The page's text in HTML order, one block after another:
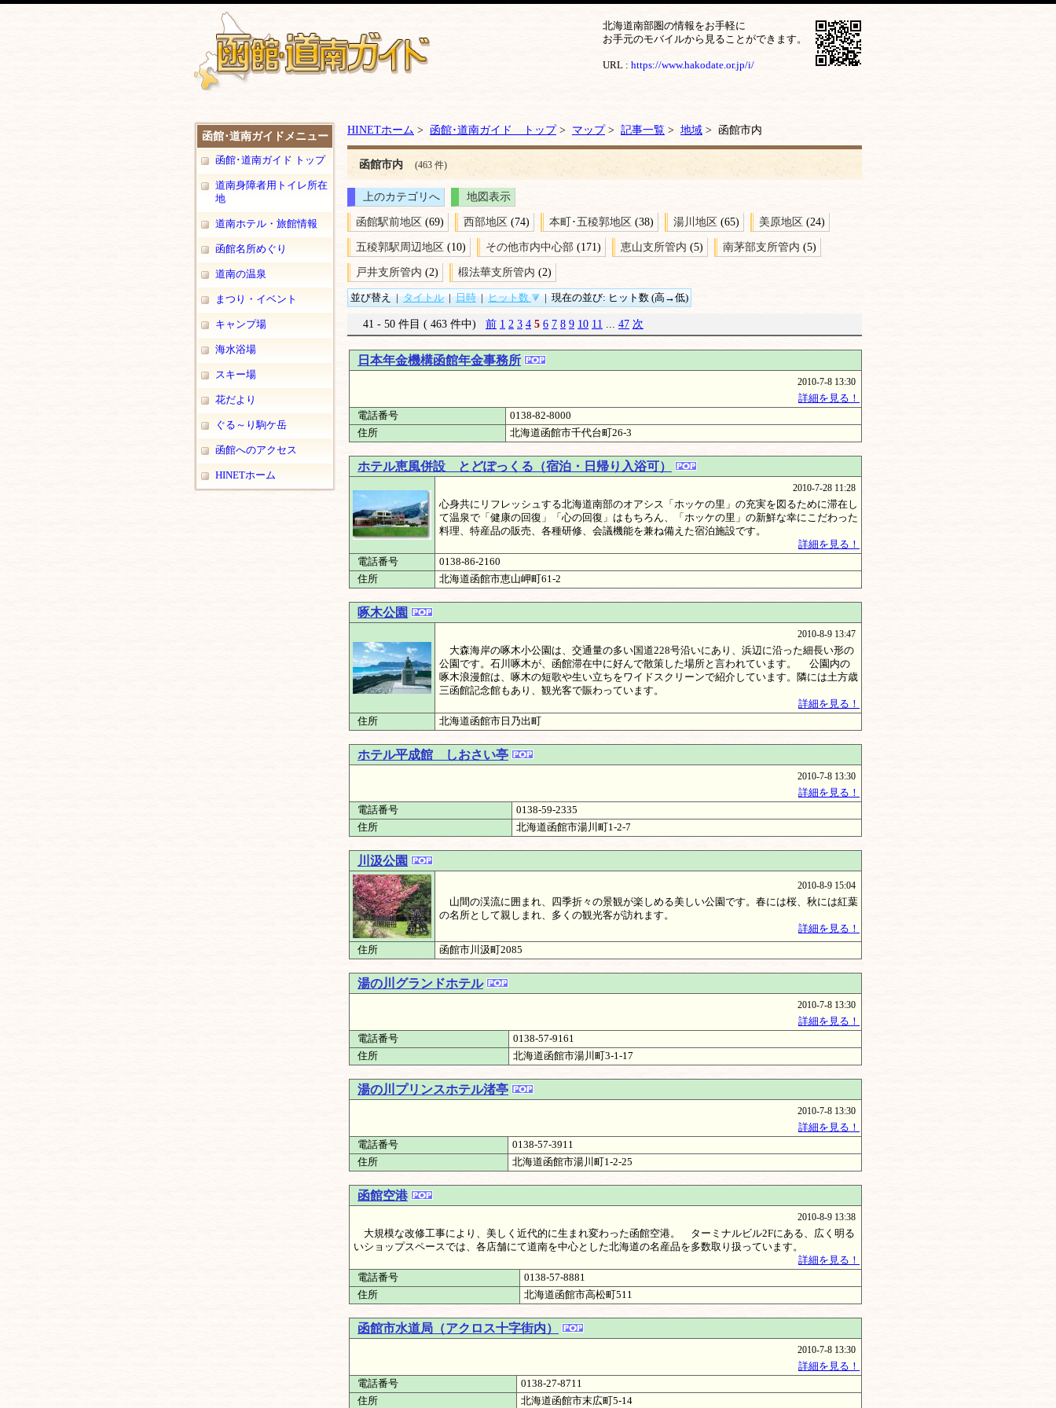
北海道南部圏の情報をお手軽に
お手元のモバイルから見ることができます。
URL : https://www.hakodate.or.jp/i/
函館･道南ガイドメニュー
函館･道南ガイド トップ
道南身障者用トイレ所在
地
道南ホテル・旅館情報
函館名所めぐり
道南の温泉
まつり・イベント
キャンプ場
海水浴場
スキー場
花だより
ぐる～り駒ケ岳
函館へのアクセス
HINETホーム
HINETホーム > 函館･道南ガイド トップ> マップ> 記事一覧 > 地域 > 函館市内
函館市内 (463 件)
上のカテゴリへ
地図表示
函館駅前地区 (69) 西部地区 (74) 本町･五稜郭地区 (38) 湯川地区 (65) 美原地区 (24)
五稜郭駅周辺地区 (10) その他市内中心部 (171) 恵山支所管内 (5) 南茅部支所管内 (5)
戸井支所管内 (2) 椴法華支所管内 (2)
並び替え | タイトル | 日時 | ヒット数 | 現在の並び: ヒット数 (高→低)
41 - 50 件目 ( 463 件中) 前 1 2 3 4 5 6 7 8 9 10 11 47 次
日本年金機構函館年金事務所
2010-7-8 13:30
詳細を見る！
電話番号
0138-82-8000
住所
北海道函館市千代台町26-3
ホテル恵風併設 とどぽっくる（宿泊・日帰り入浴可）
2010-7-28 11:28
心身共にリフレッシュする北海道南部のオアシス「ホッケの里」の充実を図るために滞在し
て温泉で「健康の回復」「心の回復」はもちろん、「ホッケの里」の新鮮な幸にこだわった
料理、特産品の販売、各種研修、会議機能を兼ね備えた宿泊施設です。
詳細を見る！
電話番号
0138-86-2160
住所
北海道函館市恵山岬町61-2
啄木公園
2010-8-9 13:47
大森海岸の啄木小公園は、交通量の多い国道228号沿いにあり、浜辺に沿った細長い形の
公園です。石川啄木が、函館滞在中に好んで散策した場所と言われています。 公園内の
啄木浪漫館は、啄木の短歌や生い立ちをワイドスクリーンで紹介しています。隣には土方歳
三函館記念館もあり、観光客で賑わっています。
詳細を見る！
住所
北海道函館市日乃出町
ホテル平成館 しおさい亭
2010-7-8 13:30
詳細を見る！
電話番号
0138-59-2335
住所
北海道函館市湯川町1-2-7
川汲公園
2010-8-9 15:04
山間の渓流に囲まれ、四季折々の景観が楽しめる美しい公園です。春には桜、秋には紅葉
の名所として親しまれ、多くの観光客が訪れます。
詳細を見る！
住所
函館市川汲町2085
湯の川グランドホテル
2010-7-8 13:30
詳細を見る！
電話番号
0138-57-9161
住所
北海道函館市湯川町3-1-17
湯の川プリンスホテル渚亭
2010-7-8 13:30
詳細を見る！
電話番号
0138-57-3911
住所
北海道函館市湯川町1-2-25
函館空港
2010-8-9 13:38
大規模な改修工事により、美しく近代的に生まれ変わった函館空港。 ターミナルビル2Fにある、広く明る
いショップスペースでは、各店舗にて道南を中心とした北海道の名産品を多数取り扱っています。
詳細を見る！
電話番号
0138-57-8881
住所
北海道函館市高松町511
函館市水道局（アクロス十字街内）
2010-7-8 13:30
詳細を見る！
電話番号
0138-27-8711
住所
北海道函館市末広町5-14